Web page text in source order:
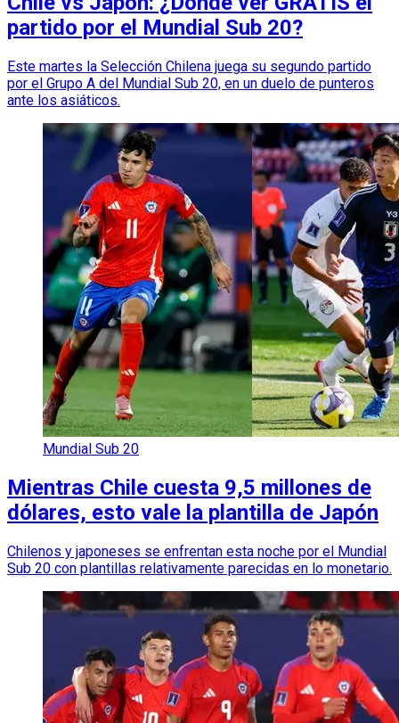
partido por el Mundial Sub 20?
Este martes la Selección Chilena juega su segundo partido
por el Grupo A del Mundial Sub 20, en un duelo de punteros
ante los asiáticos.
Mundial Sub 20
Mientras Chile cuesta 9,5 millones de
dólares, esto vale la plantilla de Japón
Chilenos y japoneses se enfrentan esta noche por el Mundial
Sub 20 con plantillas relativamente parecidas en lo monetario.